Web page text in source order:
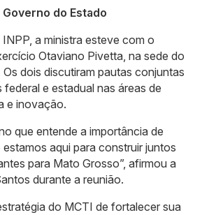
do Estado
a ministra esteve com o
Otaviano Pivetta, na sede do
dois discutiram pautas conjuntas
e estadual nas áreas de
e inovação.
que entende a importância de
aqui para construir juntos
para Mato Grosso”, afirmou a
durante a reunião.
do MCTI de fortalecer sua